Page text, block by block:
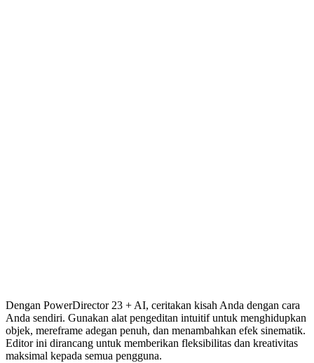
Dengan PowerDirector 23 + AI, ceritakan kisah Anda dengan cara
Anda sendiri. Gunakan alat pengeditan intuitif untuk menghidupkan
objek, mereframe adegan penuh, dan menambahkan efek sinematik.
Editor ini dirancang untuk memberikan fleksibilitas dan kreativitas
maksimal kepada semua pengguna.